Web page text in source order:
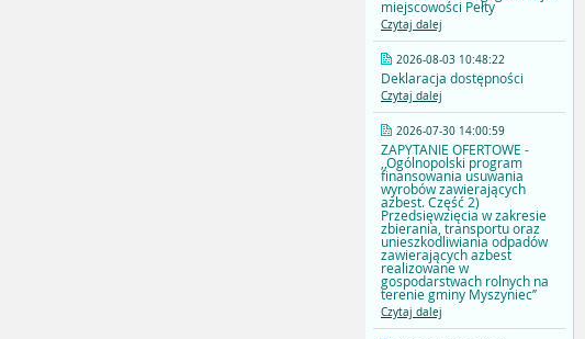
miejscowości Pełty
Czytaj dalej
2026-08-03 10:48:22
Deklaracja dostępności
Czytaj dalej
2026-07-30 14:00:59
ZAPYTANIE OFERTOWE -
,,Ogólnopolski program
finansowania usuwania
wyrobów zawierających
azbest. Część 2)
Przedsięwzięcia w zakresie
zbierania, transportu oraz
unieszkodliwiania odpadów
zawierających azbest
realizowane w
gospodarstwach rolnych na
terenie gminy Myszyniec’’
Czytaj dalej